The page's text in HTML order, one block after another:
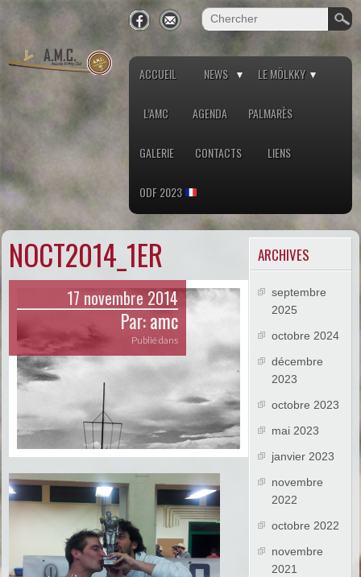
ACCUEIL NEWS LE MÖLKKY
L’AMC AGENDA PALMARÈS
GALERIE CONTACTS LIENS
ODF 2023
NOCT2014_1ER
17 novembre 2014
Par:amc
Publié dans
ARCHIVES
septembre
2025
octobre 2024
décembre
2023
octobre 2023
mai 2023
janvier 2023
novembre
2022
octobre 2022
novembre
2021